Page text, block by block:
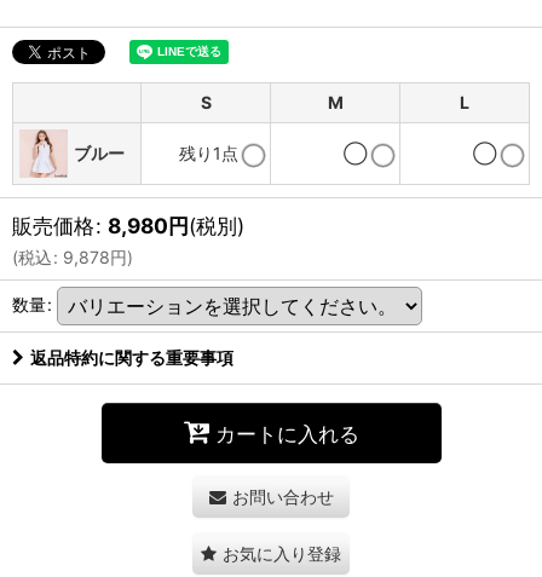
S M L
ブルー 残り1点 ◯ ◯
販売価格: 8,980円(税別)
(税込: 9,878円)
数量:
返品特約に関する重要事項
カートに入れる
お問い合わせ
お気に入り登録